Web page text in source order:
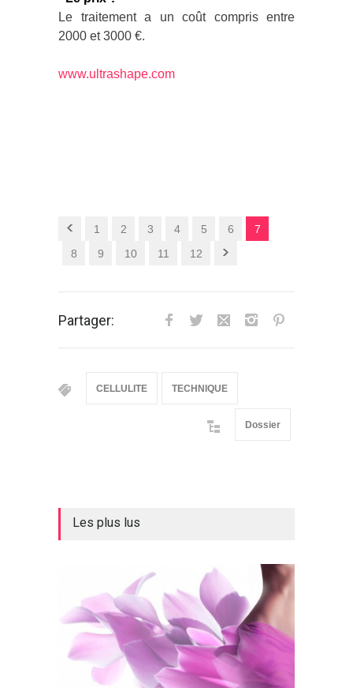
Le traitement a un coût compris entre
2000 et 3000 €.
www.ultrashape.com
1 2 3 4 5 6
7
8
9 10 11 12
Partager:
CELLULITE TECHNIQUE
Dossier
Les plus lus